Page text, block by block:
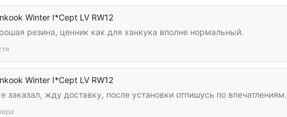
Winter I*Cept LV RW12
резина, ценник как для ханкука вполне нормальный.
Winter I*Cept LV RW12
заказал, жду доставку, после установки отпишусь по впечатлениям.